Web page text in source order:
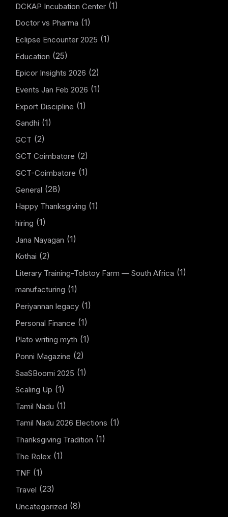
DCKAP Incubation Center (1)
Doctor vs Pharma (1)
Eclipse Encounter 2025 (1)
Education (25)
Epicor Insights 2026 (2)
Events Jan Feb 2026 (1)
Export Discipline (1)
Gandhi (1)
GCT (2)
GCT Coimbatore (2)
GCT-Coimbatore (1)
General (28)
Happy Thanksgiving (1)
hiring (1)
Jana Nayagan (1)
Kothai (2)
Literary Training-Tolstoy Farm — South Africa (1)
manufacturing (1)
Periyannan legacy (1)
Personal Finance (1)
Plato writing myth (1)
Ponni Magazine (2)
SaaSBoomi 2025 (1)
Scaling Up (1)
Tamil Nadu (1)
Tamil Nadu 2026 Elections (1)
Thanksgiving Tradition (1)
The Rolex (1)
TNF (1)
Travel (23)
Uncategorized (8)